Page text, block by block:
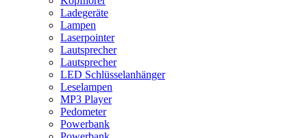
Ladegeräte
Lampen
Laserpointer
Lautsprecher
Lautsprecher
LED Schlüsselanhänger
Leselampen
MP3 Player
Pedometer
Powerbank